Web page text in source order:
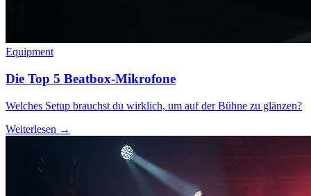
Equipment
Die Top 5 Beatbox-Mikrofone
Welches Setup brauchst du wirklich, um auf der Bühne zu glänzen?
Weiterlesen →